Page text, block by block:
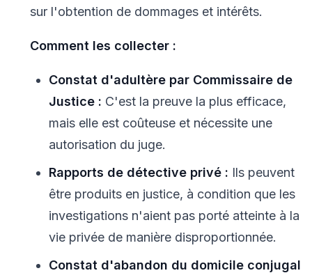
sur l'obtention de dommages et intérêts.
Comment les collecter :
Constat d'adultère par Commissaire de
Justice : C'est la preuve la plus efficace,
mais elle est coûteuse et nécessite une
autorisation du juge.
Rapports de détective privé : Ils peuvent
être produits en justice, à condition que les
investigations n'aient pas porté atteinte à la
vie privée de manière disproportionnée.
Constat d'abandon du domicile conjugal